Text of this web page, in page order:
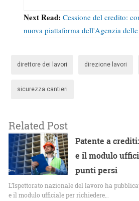
Next Read: Cessione del credito:
nuova piattaforma dell'Agenzia
direttore dei lavori direzione lavori
sicurezza cantieri
Related Post
Patente a
e il modulo
punti persi
L’Ispettorato nazionale del lavoro ha
e il modulo ufficiale per richiedere…